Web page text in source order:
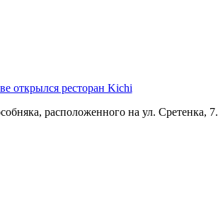
открылся ресторан Kichi
расположенного на ул. Сретенка, 7.